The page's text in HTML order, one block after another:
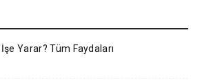
Yarar? Tüm Faydaları